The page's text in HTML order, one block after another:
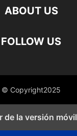
ABOUT US
FOLLOW US
© Copyright2025
de la versión móvil
RGPD